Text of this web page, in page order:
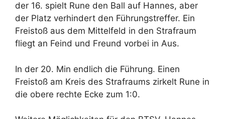
der 16. spielt Rune den Ball auf Hannes, aber
der Platz verhindert den Führungstreffer. Ein
Freistoß aus dem Mittelfeld in den Strafraum
fliegt an Feind und Freund vorbei in Aus.
In der 20. Min endlich die Führung. Einen
Freistoß am Kreis des Strafraums zirkelt Rune in
die obere rechte Ecke zum 1:0.